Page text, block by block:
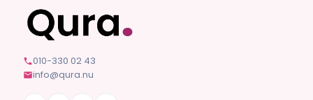
010-330 02 43
info@qura.nu